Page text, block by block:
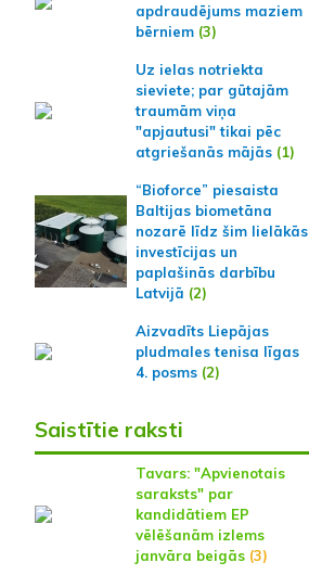
apdraudējums maziem
bērniem(3)
Uz ielas notriekta
sieviete; par gūtajām
traumām viņa
"apjautusi" tikai pēc
atgriešanās mājās(1)
“Bioforce” piesaista
Baltijas biometāna
nozarē līdz šim lielākās
investīcijas un
paplašinās darbību
Latvijā (2)
Aizvadīts Liepājas
pludmales tenisa līgas
4. posms(2)
Saistītie raksti
Tavars: "Apvienotais
saraksts" par
kandidātiem EP
vēlēšanām izlems
janvāra beigās(3)